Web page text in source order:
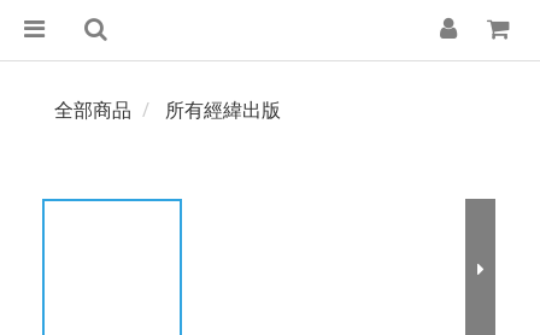
全部商品 所有經緯出版